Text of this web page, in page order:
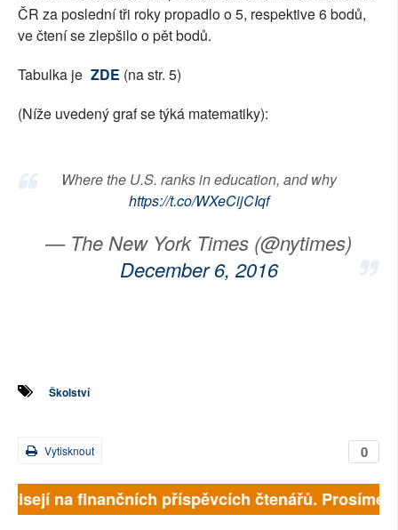
ČR za poslední tři roky propadlo o 5, respektive 6 bodů,
ve čtení se zlepšilo o pět bodů.
Tabulka je ZDE (na str. 5)
(Níže uvedený graf se týká matematiky):
Where the U.S. ranks in education, and why
https://t.co/WXeCijCIqf
— The New York Times (@nytimes)
December 6, 2016
Školství
0
Vytisknout
na finančních příspěvcích čtenářů. Prosíme,